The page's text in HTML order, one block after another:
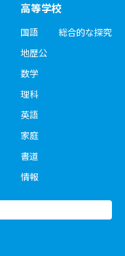
高等学校
国語
地歴公
数学
理科
英語
家庭
書道
情報
総合的な探究